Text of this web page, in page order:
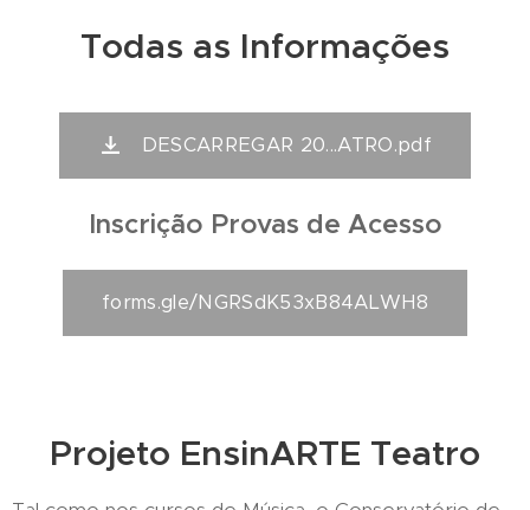
Todas as Informações
DESCARREGAR 20...ATRO.pdf
Inscrição Provas de Acesso
forms.gle/NGRSdK53xB84ALWH8
Projeto EnsinARTE Teatro